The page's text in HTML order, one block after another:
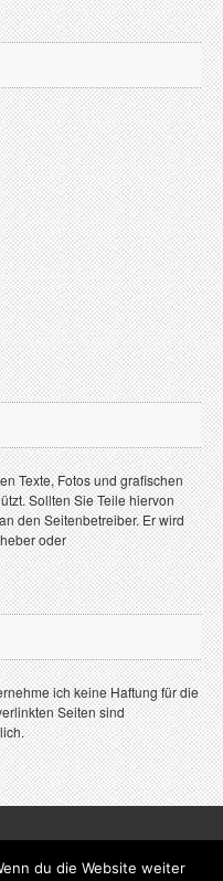
Texte, Fotos und grafischen
Sollten Sie Teile hiervon
den Seitenbetreiber. Er wird
oder
ich keine Haftung für die
Seiten sind
du die Website weiter